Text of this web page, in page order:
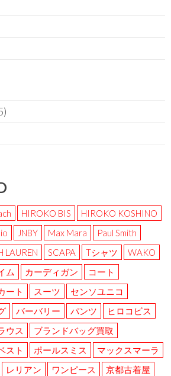
HIROKO BIS
HIROKO KOSHINO
JNBY Max Mara
Paul Smith
LAUREN SCAPA Tシャツ
WAKO
ム カーディガン
コート
ート スーツ
センソユニコ
バーバリー パンツ
ヒロコビス
ウス
ブランドバッグ買取
スト ポールスミス
マックスマーラ
レリアン ワンピース
京都古着屋